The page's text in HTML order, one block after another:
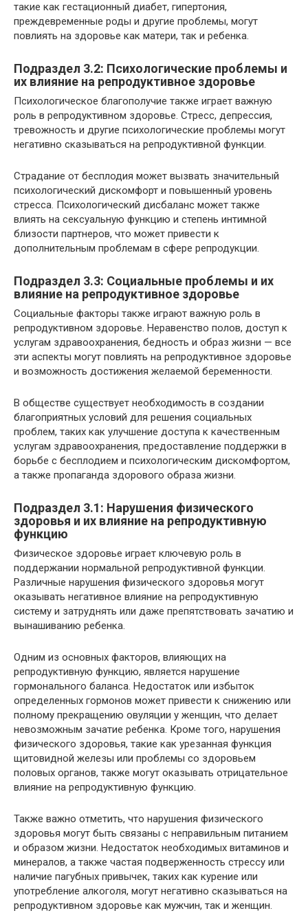
такие как гестационный диабет, гипертония,
преждевременные роды и другие проблемы, могут
повлиять на здоровье как матери, так и ребенка.
Подраздел 3.2: Психологические проблемы и
их влияние на репродуктивное здоровье
Психологическое благополучие также играет важную
роль в репродуктивном здоровье. Стресс, депрессия,
тревожность и другие психологические проблемы могут
негативно сказываться на репродуктивной функции.
Страдание от бесплодия может вызвать значительный
психологический дискомфорт и повышенный уровень
стресса. Психологический дисбаланс может также
влиять на сексуальную функцию и степень интимной
близости партнеров, что может привести к
дополнительным проблемам в сфере репродукции.
Подраздел 3.3: Социальные проблемы и их
влияние на репродуктивное здоровье
Социальные факторы также играют важную роль в
репродуктивном здоровье. Неравенство полов, доступ к
услугам здравоохранения, бедность и образ жизни — все
эти аспекты могут повлиять на репродуктивное здоровье
и возможность достижения желаемой беременности.
В обществе существует необходимость в создании
благоприятных условий для решения социальных
проблем, таких как улучшение доступа к качественным
услугам здравоохранения, предоставление поддержки в
борьбе с бесплодием и психологическим дискомфортом,
а также пропаганда здорового образа жизни.
Подраздел 3.1: Нарушения физического
здоровья и их влияние на репродуктивную
функцию
Физическое здоровье играет ключевую роль в
поддержании нормальной репродуктивной функции.
Различные нарушения физического здоровья могут
оказывать негативное влияние на репродуктивную
систему и затруднять или даже препятствовать зачатию и
вынашиванию ребенка.
Одним из основных факторов, влияющих на
репродуктивную функцию, является нарушение
гормонального баланса. Недостаток или избыток
определенных гормонов может привести к снижению или
полному прекращению овуляции у женщин, что делает
невозможным зачатие ребенка. Кроме того, нарушения
физического здоровья, такие как урезанная функция
щитовидной железы или проблемы со здоровьем
половых органов, также могут оказывать отрицательное
влияние на репродуктивную функцию.
Также важно отметить, что нарушения физического
здоровья могут быть связаны с неправильным питанием
и образом жизни. Недостаток необходимых витаминов и
минералов, а также частая подверженность стрессу или
наличие пагубных привычек, таких как курение или
употребление алкоголя, могут негативно сказываться на
репродуктивном здоровье как мужчин, так и женщин.